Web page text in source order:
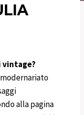
vintage?
alla pagina